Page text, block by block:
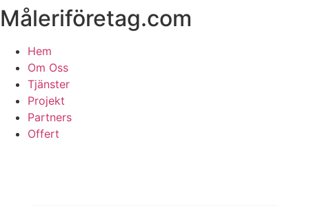
Skip
to
content
Måleriföretag.com
Hem
Om Oss
Tjänster
Projekt
Partners
Offert